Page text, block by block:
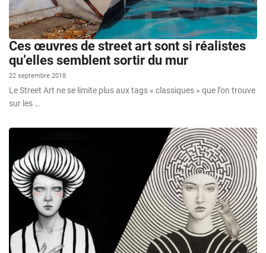
Ces œuvres de street art sont si réalistes
qu’elles semblent sortir du mur
22 septembre 2018
Le Street Art ne se limite plus aux tags « classiques » que l’on trouve
sur les …